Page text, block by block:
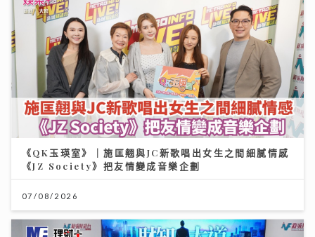
《QK玉瑛室》｜施匡翹與JC新歌唱出女生之間細膩情感
《JZ Society》把友情變成音樂企劃
07/08/2026